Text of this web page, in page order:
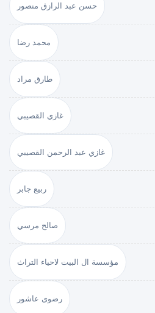
حسن عبد الرازق منصور
محمد رضا
طارق مراد
غازي القصيبي
غازي عبد الرحمن القصيبي
ربيع جابر
صالح مرسي
مؤسسة ال البيت لاحياء التراث
رضوى عاشور